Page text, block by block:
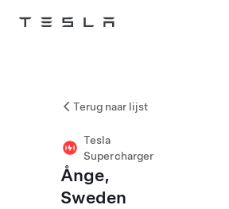
Tesla
Terug naar lijst
Tesla
Supercharger
Ånge,
Sweden